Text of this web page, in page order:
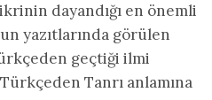
dayandığı en önemli
yazıtlarında görülen
geçtiği ilmi
Tanrı anlamına